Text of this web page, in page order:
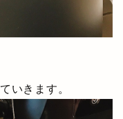
いきます。